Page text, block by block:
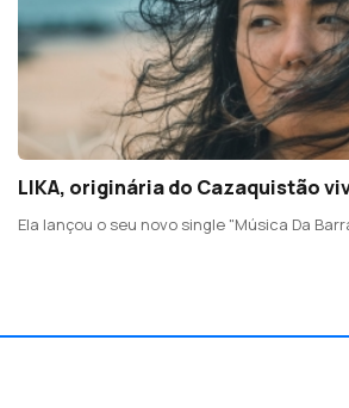
LIKA, originária do Cazaquistão
Ela lançou o seu novo single "Música Da